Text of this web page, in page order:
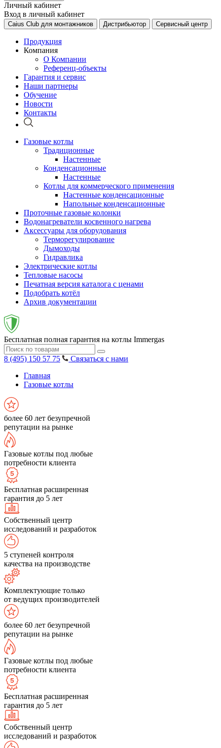
Личный кабинет
Вход в личный кабинет
Caius Club для монтажников Дистрибьютор Сервисный центр
Продукция
Компания
О Компании
Референц-объекты
Гарантия и сервис
Наши партнеры
Обучение
Новости
Контакты
Газовые котлы
Традиционные
Настенные
Конденсационные
Настенные
Котлы для коммерческого применения
Настенные конденсационные
Напольные конденсационные
Проточные газовые колонки
Водонагреватели косвенного нагрева
Аксессуары для оборудования
Терморегулирование
Дымоходы
Гидравлика
Электрические котлы
Тепловые насосы
Печатная версия каталога с ценами
Подобрать котёл
Архив документации
Бесплатная полная гарантия на котлы Immergas
8 (495) 150 57 75
Связаться с нами
Главная
Газовые котлы
более 60 лет безупречной
репутации на рынке
Газовые котлы под любые
потребности клиента
Бесплатная расширенная
гарантия до 5 лет
Собственный центр
исследований и разработок
5 ступеней контроля
качества на производстве
Комплектующие только
от ведущих производителей
более 60 лет безупречной
репутации на рынке
Газовые котлы под любые
потребности клиента
Бесплатная расширенная
гарантия до 5 лет
Собственный центр
исследований и разработок